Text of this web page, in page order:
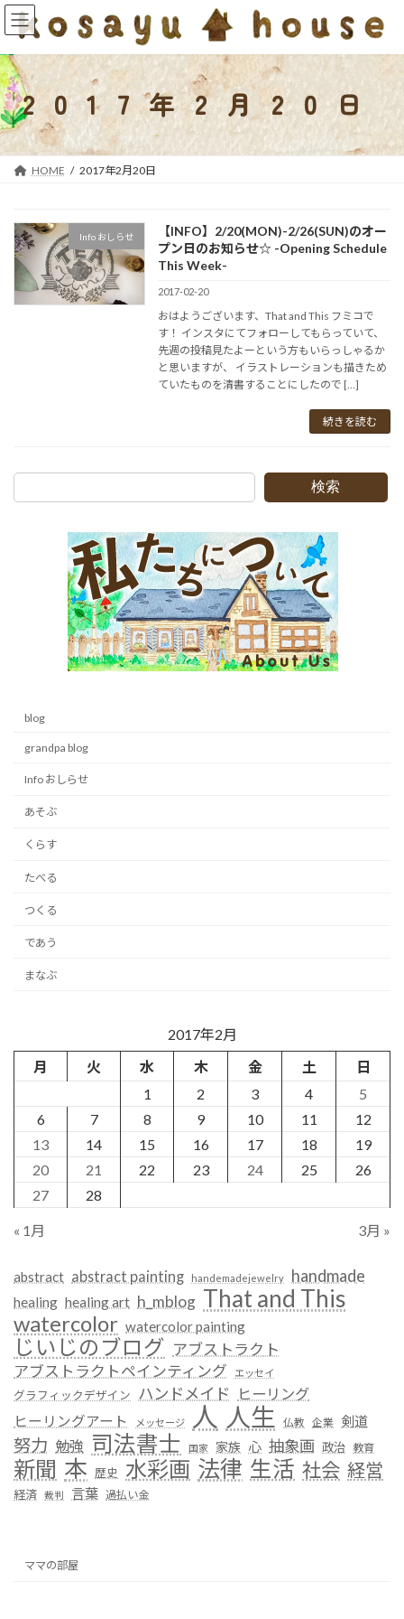
コ
ン
ン
ツ
へ
ス
キ
ッ
ナ
ビ
ー
シ
ョ
ン
に
移
2017年2月20日
HOME 2017年2月20日
Info おしらせ
【INFO】2/20(MON)-2/26(SUN)のオー
プン日のお知らせ☆ -Opening Schedule
This Week-
2017-02-20
おはようございます、That and This フミコで
す！ インスタにてフォローしてもらっていて、
先週の投稿見たよーという方もいらっしゃるか
と思いますが、 イラストレーションも描きため
ていたものを清書することにしたので […]
続きを読む
検索
blog
grandpa blog
Info おしらせ
あそぶ
くらす
たべる
つくる
であう
まなぶ
2017年2月
月
火 水 木 金 土
日
1
2 3 4
5
6
7 8 9 10 11
12
13
14 15 16 17 18
19
20
21 22 23 24 25
26
27
28
« 1月 3月 »
abstract abstract painting handemadejewelry handmade
healing healing art h_mblog That and This
watercolor watercolor painting
じいじのブログ アブストラクト
アブストラクトペインティング
エッセイ
グラフィックデザイン ハンドメイド ヒーリング
ヒーリングアート メッセージ 人 人生 仏教 企業 剣道
努力 勉強 司法書士 国家 家族 心 抽象画 政治 教育
新聞 本 歴史 水彩画 法律 生活 社会 経営
経済 裁判 言葉 過払い金
ママの部屋